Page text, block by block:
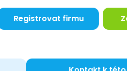
Registrovat firmu